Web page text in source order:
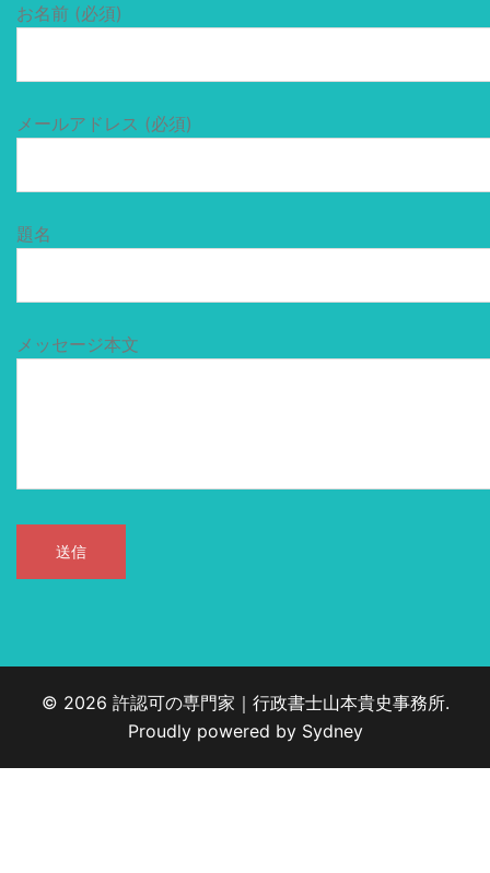
お名前 (必須)
メールアドレス (必須)
題名
メッセージ本文
© 2026 許認可の専門家｜行政書士山本貴史事務所.
Proudly powered by Sydney